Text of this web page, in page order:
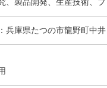
兵庫県たつの市龍野町中